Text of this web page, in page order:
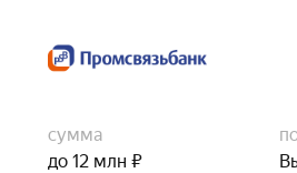
сумма
до 12 млн ₽